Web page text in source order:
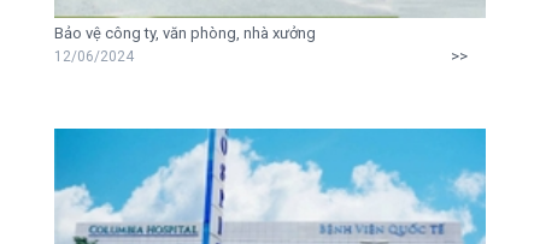
Bảo vệ công ty, văn phòng, nhà xưởng
12/06/2024 >>